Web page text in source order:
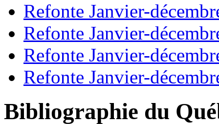
Refonte Janvier-
Refonte Janvier-
Refonte Janvier-
Refonte Janvier-
Bibliographie du